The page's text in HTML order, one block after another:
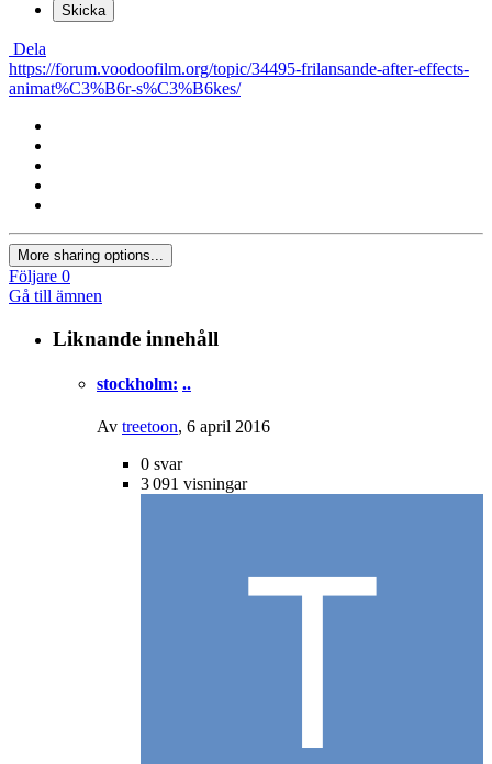
Skicka
Dela
https://forum.voodoofilm.org/topic/34495-frilansande-after-effects-
animat%C3%B6r-s%C3%B6kes/
More sharing options...
Följare 0
Gå till ämnen
Liknande innehåll
stockholm: ..
Av treetoon, 6 april 2016
0 svar
3 091 visningar